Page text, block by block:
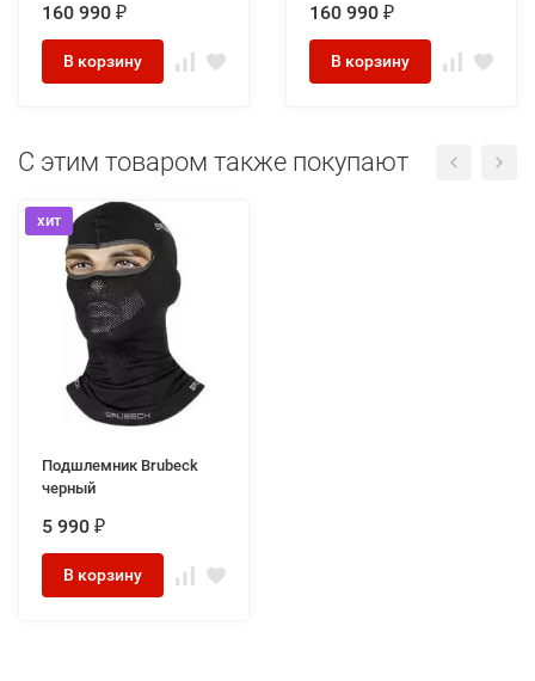
160 990 ₽
В корзину
160 990 ₽
В корзину
C этим товаром также покупают
хит
Подшлемник Brubeck
черный
5 990 ₽
В корзину